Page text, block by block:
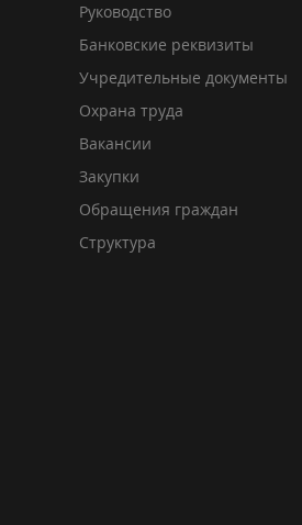
Руководство
Банковские реквизиты
Учредительные документы
Охрана труда
Вакансии
Закупки
Обращения граждан
Структура